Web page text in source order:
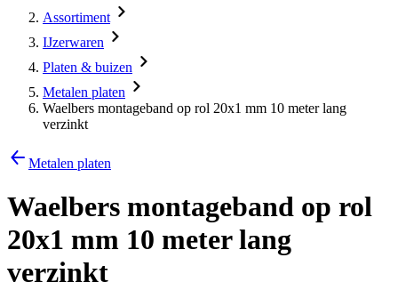
Assortiment
IJzerwaren
Platen & buizen
Metalen platen
Waelbers montageband op rol 20x1 mm 10 meter lang
verzinkt
Metalen platen
Waelbers montageband op rol
20x1 mm 10 meter lang
verzinkt